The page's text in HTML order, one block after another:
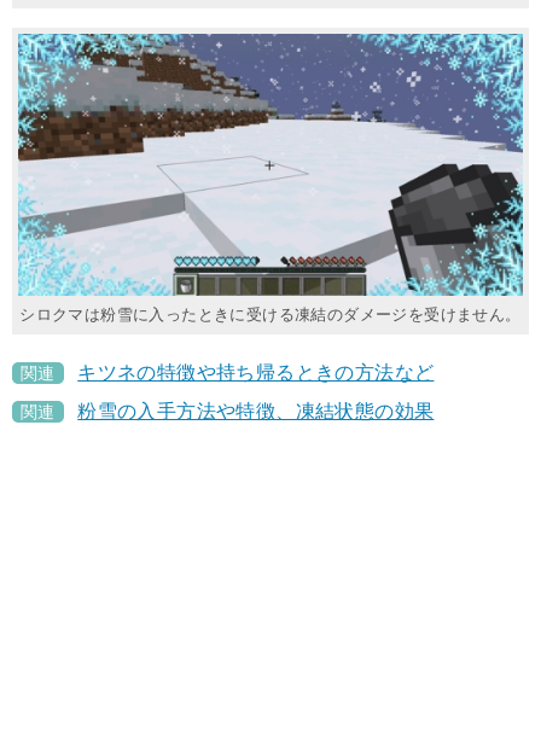
シロクマは粉雪に入ったときに受ける凍結のダメージを受けません。
関連 キツネの特徴や持ち帰るときの方法など
関連 粉雪の入手方法や特徴、凍結状態の効果